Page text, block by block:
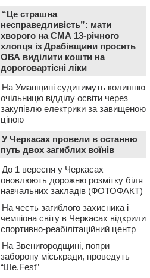
“Це страшна
несправедливість”: мати
хворого на СМА 13-річного
хлопця із Драбівщини просить
ОВА виділити кошти на
дороговартісні ліки
На Уманщині судитимуть колишню
очільницю відділу освіти через
закупівлю електрики за завищеною
ціною
У Черкасах провели в останню
путь двох загиблих воїнів
До 1 вересня у Черкасах
оновлюють дорожню розмітку біля
навчальних закладів (ФОТОФАКТ)
На честь загиблого захисника і
чемпіона світу в Черкасах відкрили
спортивно-реабілітаційний центр
На Звенигородщині, попри
заборону міськради, проведуть
“Ше.Fest”